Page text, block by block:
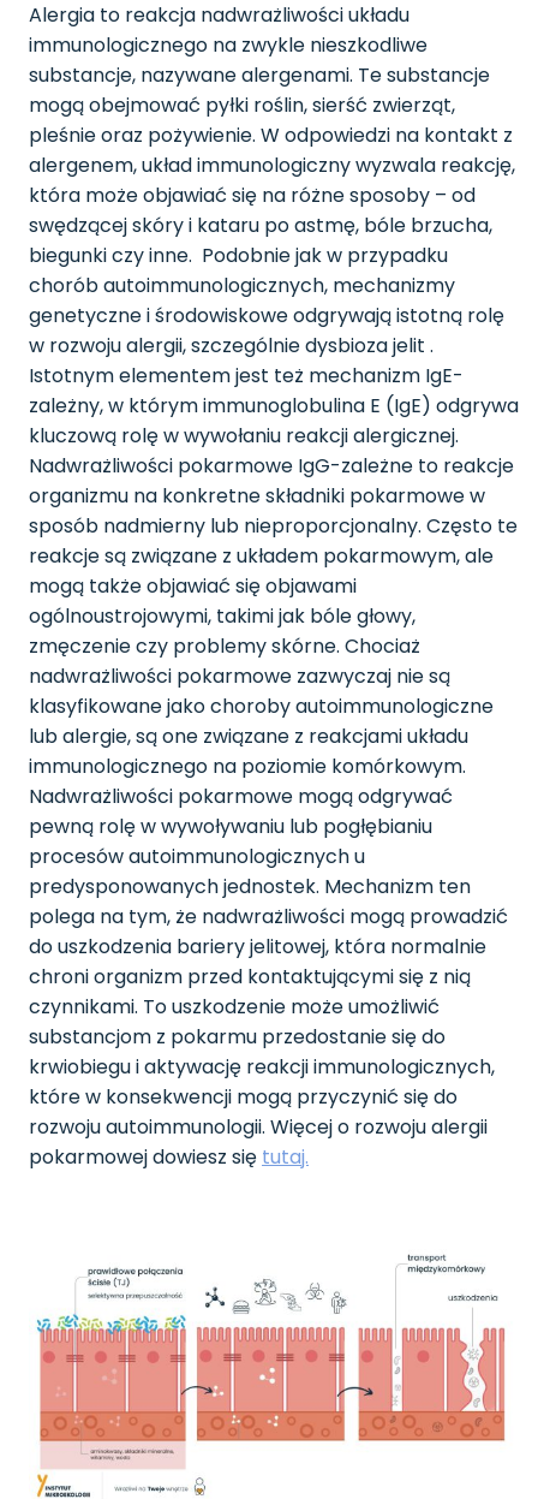
Alergia to reakcja nadwrażliwości układu
immunologicznego na zwykle nieszkodliwe
substancje, nazywane alergenami. Te substancje
mogą obejmować pyłki roślin, sierść zwierząt,
pleśnie oraz pożywienie. W odpowiedzi na kontakt z
alergenem, układ immunologiczny wyzwala reakcję,
która może objawiać się na różne sposoby – od
swędzącej skóry i kataru po astmę, bóle brzucha,
biegunki czy inne. Podobnie jak w przypadku
chorób autoimmunologicznych, mechanizmy
genetyczne i środowiskowe odgrywają istotną rolę
w rozwoju alergii, szczególnie dysbioza jelit .
Istotnym elementem jest też mechanizm IgE-
zależny, w którym immunoglobulina E (IgE) odgrywa
kluczową rolę w wywołaniu reakcji alergicznej.
Nadwrażliwości pokarmowe IgG-zależne to reakcje
organizmu na konkretne składniki pokarmowe w
sposób nadmierny lub nieproporcjonalny. Często te
reakcje są związane z układem pokarmowym, ale
mogą także objawiać się objawami
ogólnoustrojowymi, takimi jak bóle głowy,
zmęczenie czy problemy skórne. Chociaż
nadwrażliwości pokarmowe zazwyczaj nie są
klasyfikowane jako choroby autoimmunologiczne
lub alergie, są one związane z reakcjami układu
immunologicznego na poziomie komórkowym.
Nadwrażliwości pokarmowe mogą odgrywać
pewną rolę w wywoływaniu lub pogłębianiu
procesów autoimmunologicznych u
predysponowanych jednostek. Mechanizm ten
polega na tym, że nadwrażliwości mogą prowadzić
do uszkodzenia bariery jelitowej, która normalnie
chroni organizm przed kontaktującymi się z nią
czynnikami. To uszkodzenie może umożliwić
substancjom z pokarmu przedostanie się do
krwiobiegu i aktywację reakcji immunologicznych,
które w konsekwencji mogą przyczynić się do
rozwoju autoimmunologii. Więcej o rozwoju alergii
pokarmowej dowiesz się tutaj.